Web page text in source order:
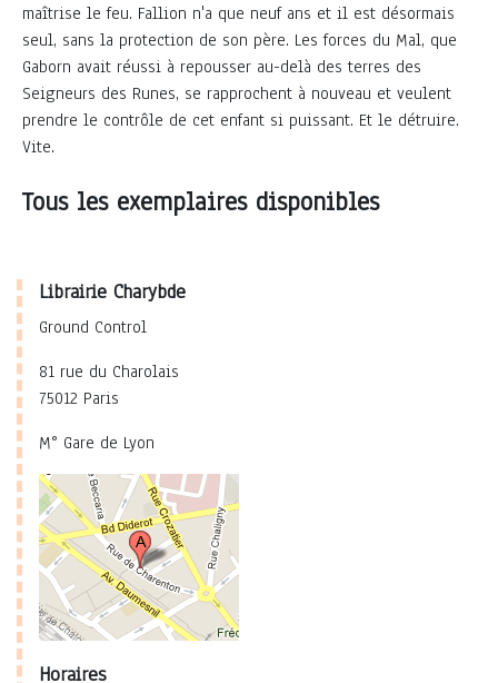
maîtrise le feu. Fallion n'a que neuf ans et il est désormais
seul, sans la protection de son père. Les forces du Mal, que
Gaborn avait réussi à repousser au-delà des terres des
Seigneurs des Runes, se rapprochent à nouveau et veulent
prendre le contrôle de cet enfant si puissant. Et le détruire.
Vite.
Tous les exemplaires disponibles
Librairie Charybde
Ground Control
81 rue du Charolais
75012 Paris
M° Gare de Lyon
Horaires